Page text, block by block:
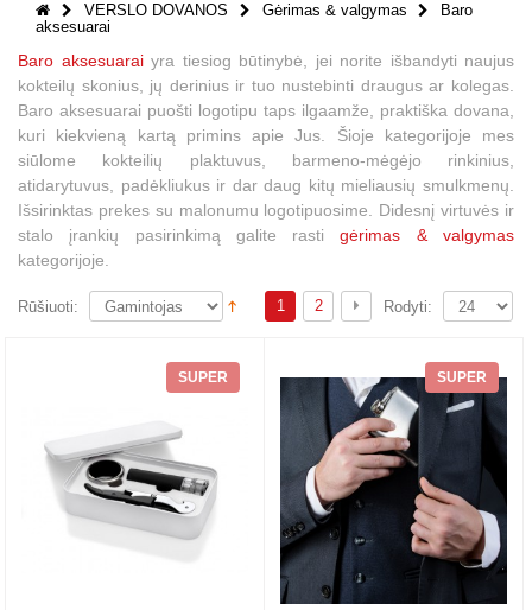
VERSLO DOVANOS Gėrimas & valgymas
Baro
aksesuarai
Baro aksesuaraiyra tiesiog būtinybė, jei norite išbandyti naujus
kokteilų skonius, jų derinius ir tuo nustebinti draugus ar kolegas.
Baro aksesuarai puošti logotipu taps ilgaamže, praktiška dovana,
kuri kiekvieną kartą primins apie Jus. Šioje kategorijoje mes
siūlome kokteilių plaktuvus, barmeno-mėgėjo rinkinius,
atidarytuvus, padėkliukus ir dar daug kitų mieliausių smulkmenų.
Išsirinktas prekes su malonumu logotipuosime. Didesnį virtuvės ir
stalo įrankių pasirinkimą galite rastigėrimas & valgymas
kategorijoje.
Rūšiuoti: 1 2 Rodyti:
SUPER SUPER